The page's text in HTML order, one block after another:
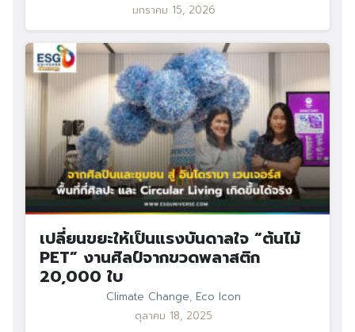
มกราคม 15, 2026
เปลี่ยนขยะให้เป็นแรงบันดาลใจ “ต้นไม้
PET” งานศิลป์จากขวดพลาสติก
20,000 ใบ
Climate Change, Eco Icon
ตุลาคม 18, 2025